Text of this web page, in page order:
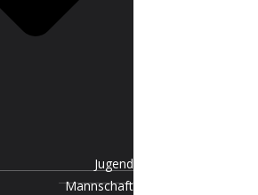
Jugend
Mannschaft